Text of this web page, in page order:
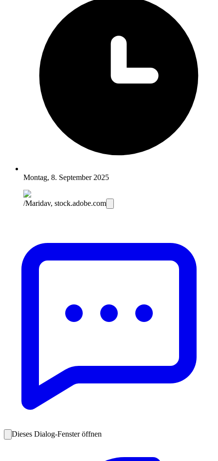
Montag, 8. September 2025
/Maridav, stock.adobe.com
Dieses Dialog-Fenster öffnen